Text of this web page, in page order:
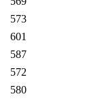
573
601
587
572
580